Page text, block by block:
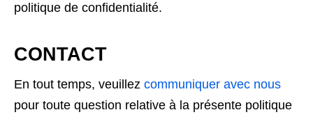
politique de confidentialité.
CONTACT
En tout temps, veuillez communiquer avec nous
pour toute question relative à la présente politique